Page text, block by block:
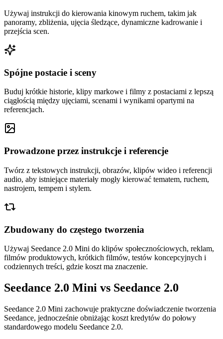
Używaj instrukcji do kierowania kinowym ruchem, takim jak
panoramy, zbliżenia, ujęcia śledzące, dynamiczne kadrowanie i
przejścia scen.
Spójne postacie i sceny
Buduj krótkie historie, klipy markowe i filmy z postaciami z lepszą
ciągłością między ujęciami, scenami i wynikami opartymi na
referencjach.
Prowadzone przez instrukcje i referencje
Twórz z tekstowych instrukcji, obrazów, klipów wideo i referencji
audio, aby istniejące materiały mogły kierować tematem, ruchem,
nastrojem, tempem i stylem.
Zbudowany do częstego tworzenia
Używaj Seedance 2.0 Mini do klipów społecznościowych, reklam,
filmów produktowych, krótkich filmów, testów koncepcyjnych i
codziennych treści, gdzie koszt ma znaczenie.
Seedance 2.0 Mini vs Seedance 2.0
Seedance 2.0 Mini zachowuje praktyczne doświadczenie tworzenia
Seedance, jednocześnie obniżając koszt kredytów do połowy
standardowego modelu Seedance 2.0.